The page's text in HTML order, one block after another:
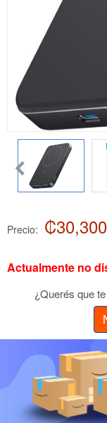
Precio:
Actualmente no
¿Querés que